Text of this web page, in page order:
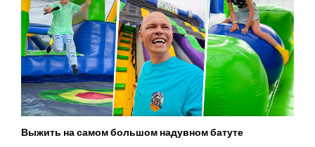
Выжить на самом большом надувном батуте